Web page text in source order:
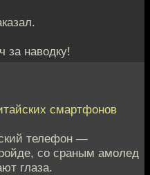
наводку!
смартфонов
телефон —
со сраным амолед
глаза.